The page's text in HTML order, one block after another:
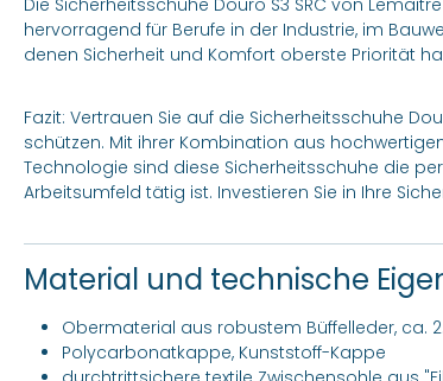
Die Sicherheitsschuhe Douro S3 SRC von
hervorragend für Berufe in der Industrie, im
denen Sicherheit und Komfort oberste Priorität
Fazit: Vertrauen Sie auf die Sicherheitsschuhe
schützen. Mit ihrer Kombination aus
Technologie sind diese Sicherheitsschuhe die
Arbeitsumfeld tätig ist. Investieren Sie in Ihre
Material und technische
Obermaterial aus robustem Büffelleder, ca.
Polycarbonatkappe, Kunststoff-Kappe